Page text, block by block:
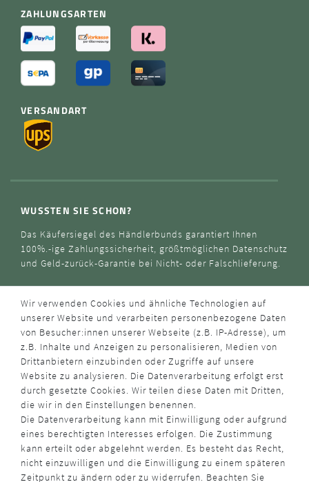
ZAHLUNGSARTEN
VERSANDART
WUSSTEN SIE SCHON?
Das Käufersiegel des Händlerbunds garantiert Ihnen
100%.-ige Zahlungssicherheit, größtmöglichen Datenschutz
und Geld-zurück-Garantie bei Nicht- oder Falschlieferung.
Wir verwenden Cookies und ähnliche Technologien auf
unserer Website und verarbeiten personenbezogene Daten
von Besucher:innen unserer Webseite (z.B. IP-Adresse), um
z.B. Inhalte und Anzeigen zu personalisieren, Medien von
Drittanbietern einzubinden oder Zugriffe auf unsere
Website zu analysieren. Die Datenverarbeitung erfolgt erst
durch gesetzte Cookies. Wir teilen diese Daten mit Dritten,
die wir in den Einstellungen benennen.
Die Datenverarbeitung kann mit Einwilligung oder aufgrund
eines berechtigten Interesses erfolgen. Die Zustimmung
kann erteilt oder abgelehnt werden. Es besteht das Recht,
nicht einzuwilligen und die Einwilligung zu einem späteren
Zeitpunkt zu ändern oder zu widerrufen. Beachten Sie